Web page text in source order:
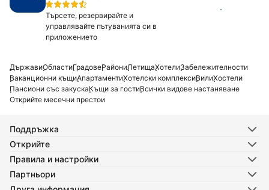
Търсете, резервирайте и
управлявайте пътуванията си в
приложението
Инсталирай
ДържавиОбластиГрадовеРайониЛетищаХотелиЗабележителности
Ваканционни къщиАпартаментиХотелски комплексиВилиХостели
Пансиони със закускаКъщи за гостиВсички видове настаняване
Открийте месечни престои
Поддръжка
Открийте
Правила и настройки
Партньори